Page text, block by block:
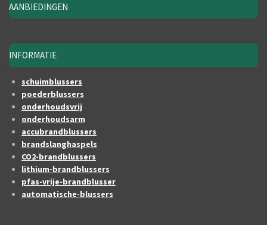
AANBIEDINGEN
INFORMATIE
schuimblussers
poederblussers
onderhoudsvrij
onderhoudsarm
accubrandblussers
brandslanghaspels
CO2-brandblussers
lithium-brandblussers
pfas-vrije-brandblusser
automatische-blussers